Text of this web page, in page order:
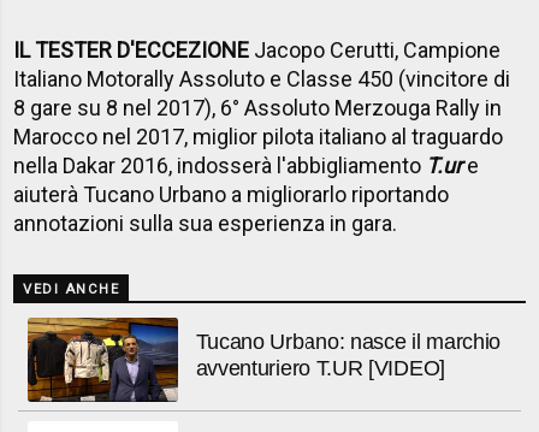
IL TESTER D'ECCEZIONE Jacopo Cerutti, Campione
Italiano Motorally Assoluto e Classe 450 (vincitore di
8 gare su 8 nel 2017), 6° Assoluto Merzouga Rally in
Marocco nel 2017, miglior pilota italiano al traguardo
nella Dakar 2016, indosserà l'abbigliamento T.ure
aiuterà Tucano Urbano a migliorarlo riportando
annotazioni sulla sua esperienza in gara.
VEDI ANCHE
Tucano Urbano: nasce il marchio
avventuriero T.UR [VIDEO]